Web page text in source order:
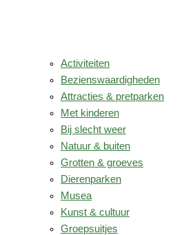
Activiteiten
Bezienswaardigheden
Attracties & pretparken
Met kinderen
Bij slecht weer
Natuur & buiten
Grotten & groeves
Dierenparken
Musea
Kunst & cultuur
Groepsuitjes